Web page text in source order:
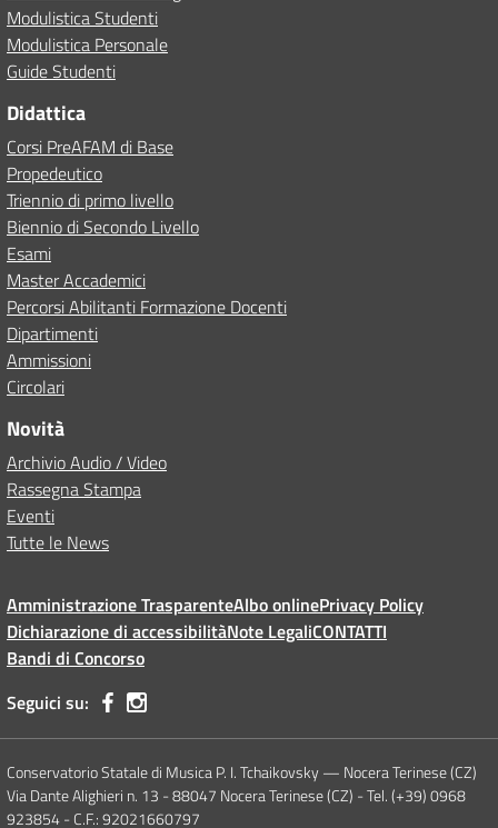
Modulistica Studenti
Modulistica Personale
Guide Studenti
Didattica
Corsi PreAFAM di Base
Propedeutico
Triennio di primo livello
Biennio di Secondo Livello
Esami
Master Accademici
Percorsi Abilitanti Formazione Docenti
Dipartimenti
Ammissioni
Circolari
Novità
Archivio Audio / Video
Rassegna Stampa
Eventi
Tutte le News
Amministrazione TrasparenteAlbo onlinePrivacy Policy
Dichiarazione di accessibilitàNote LegaliCONTATTI
Bandi di Concorso
Seguici su:
Conservatorio Statale di Musica P. I. Tchaikovsky — Nocera Terinese (CZ)
Via Dante Alighieri n. 13 - 88047 Nocera Terinese (CZ) - Tel. (+39) 0968
923854 - C.F.: 92021660797